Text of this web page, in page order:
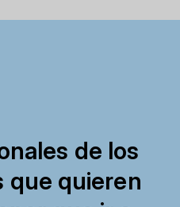
de los
que quieren